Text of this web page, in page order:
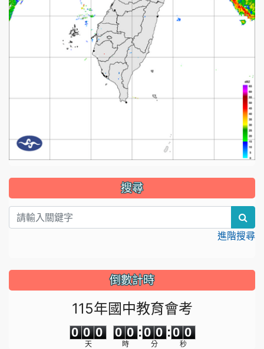
::: 搜尋
進階搜尋
倒數計時
115年國中教育會考
0
0
0
0
0
0
天
0
0
0
0
時
:
0
0
0
0
分
:
0
0
0
0
秒